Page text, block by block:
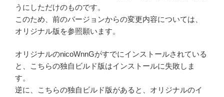
うにしただけのものです。
このため、前のバージョンからの変更内容については、
オリジナル版を参照願います。
オリジナルのnicoWnnGがすでにインストールされている
と、こちらの独自ビルド版はインストールに失敗しま
す。
逆に、こちらの独自ビルド版があると、オリジナルのイ